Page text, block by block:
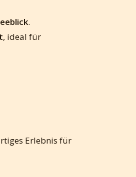
.
, ideal für
Erlebnis für